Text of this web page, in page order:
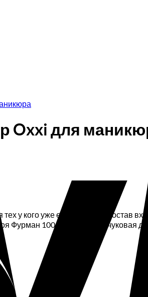
Oxxi для
у кого уже есть лампа , в состав
Фурман 100 мл 4. База каучуковая